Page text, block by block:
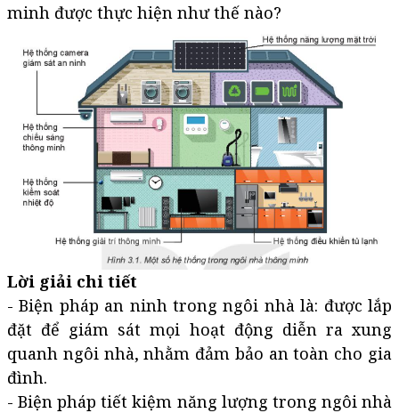
minh được thực hiện như thế nào?
Lời giải chi tiết
- Biện pháp an ninh trong ngôi nhà là: được lắp
đặt để giám sát mọi hoạt động diễn ra xung
quanh ngôi nhà, nhằm đảm bảo an toàn cho gia
đình.
- Biện pháp tiết kiệm năng lượng trong ngôi nhà